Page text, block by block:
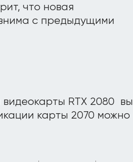
что новая
с предыдущими
RTX 2080 вы
карты 2070 можно